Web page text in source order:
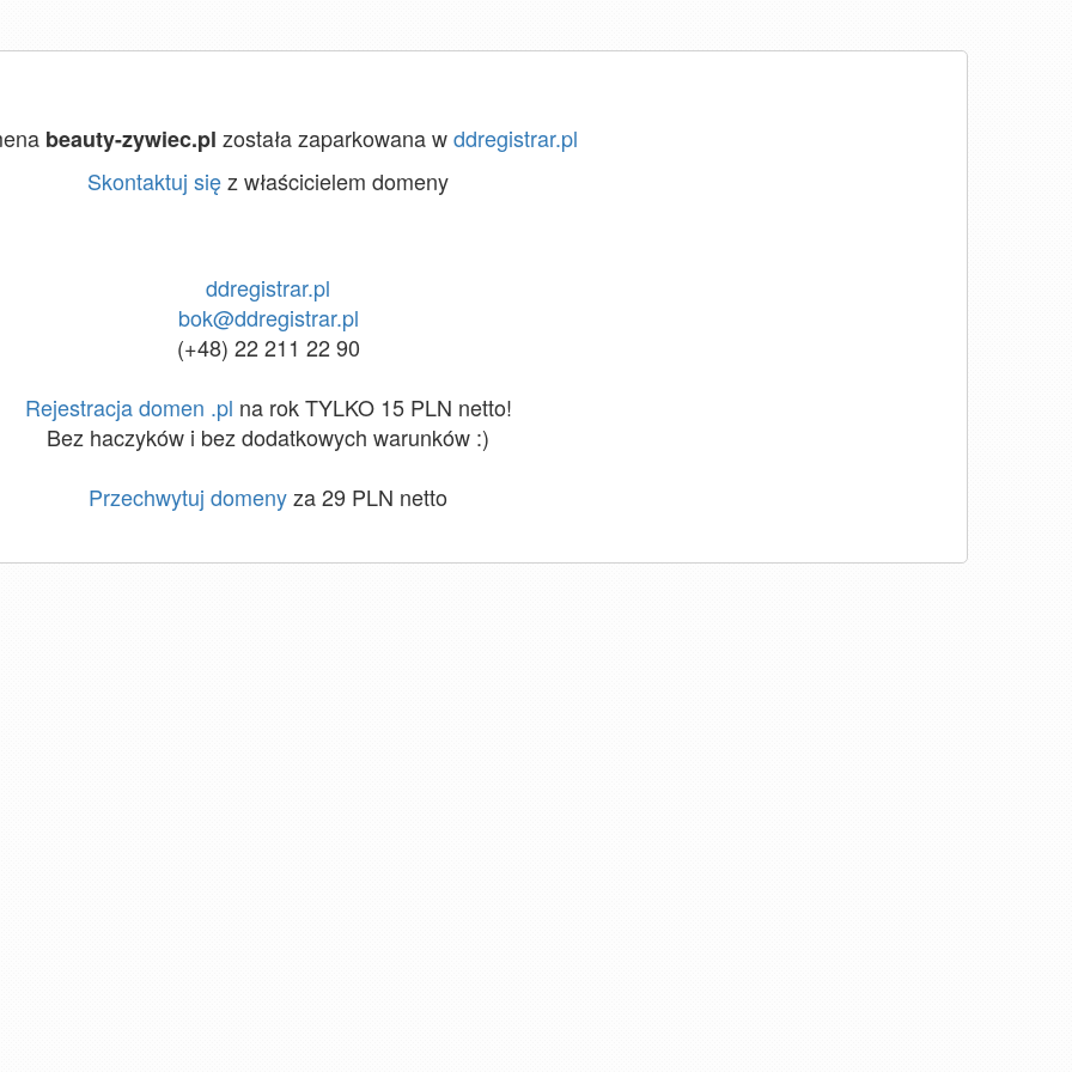
beauty-zywiec.pl została zaparkowana wddregistrar.pl
Skontaktuj sięz właścicielem domeny
ddregistrar.pl
bok@ddregistrar.pl
(+48) 22 211 22 90
Rejestracja domen .pl na rok TYLKO 15 PLN netto!
Bez haczyków i bez dodatkowych warunków :)
Przechwytuj domenyza 29 PLN netto